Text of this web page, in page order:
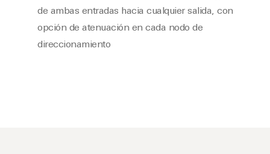
de ambas entradas hacia cualquier salida, con
opción de atenuación en cada nodo de
direccionamiento